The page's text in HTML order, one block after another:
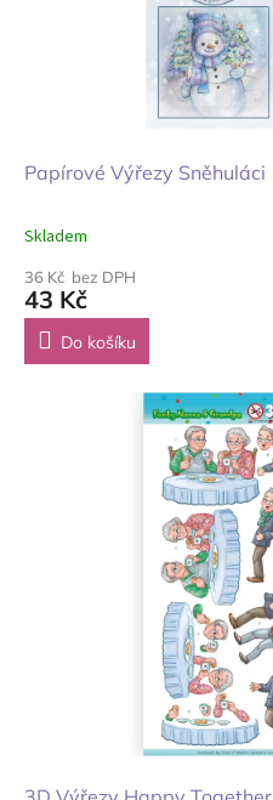
Papírové Výřezy Sněhuláci
Skladem
36 Kč bez DPH
43 Kč
Do košíku